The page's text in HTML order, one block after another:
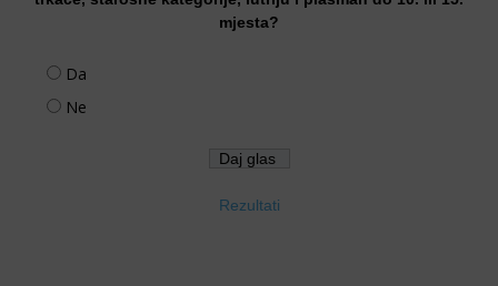
mjesta?
Da
Ne
Rezultati